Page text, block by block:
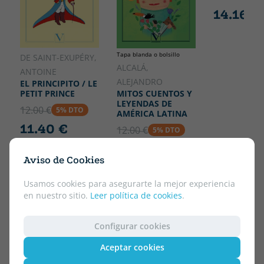
Aviso de Cookies
Usamos cookies para asegurarte la mejor experiencia
en nuestro sitio. Leer política de cookies.
Configurar cookies
Aceptar cookies
DE SAINT-EXUPÉRY,
ANTOINE
EL PRINCIPITO / LE
PETIT PRINCE
12.00 € 5% DTO
11.40 €
Tapa blanda o bolsillo
ALCALÁ,
ALEJANDRO
MITOS CUENTOS Y
LEYENDAS DE
AMÉRICA LATINA
12.00 € 5% DTO
14.16 €